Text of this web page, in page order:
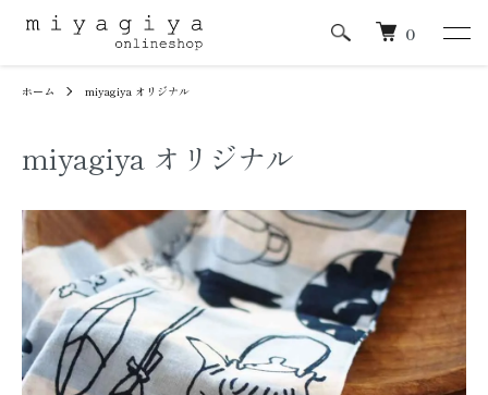
0
ホーム miyagiya オリジナル
miyagiya オリジナル